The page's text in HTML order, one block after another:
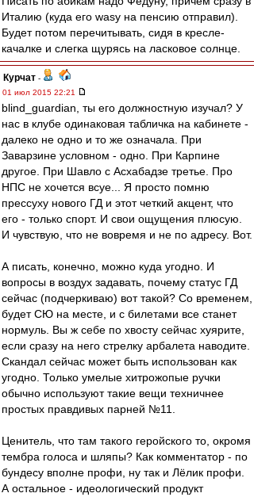
Италию (куда его wasy на пенсию отправил).
Будет потом перечитывать, сидя в кресле-
качалке и слегка щурясь на ласковое солнце.
Курчат -
01 июл 2015 22:21
blind_guardian, ты его должностную изучал? У
нас в клубе одинаковая табличка на кабинете -
далеко не одно и то же означала. При
Заварзине условном - одно. При Карпине
другое. При Шавло с Асхабадзе третье. Про
НПС не хочется всуе... Я просто помню
прессуху нового ГД и этот четкий акцент, что
его - только спорт. И свои ощущения плюсую.
И чувствую, что не вовремя и не по адресу. Вот.
А писать, конечно, можно куда угодно. И
вопросы в воздух задавать, почему статус ГД
сейчас (подчеркиваю) вот такой? Со временем,
будет СЮ на месте, и с билетами все станет
нормуль. Вы ж себе по хвосту сейчас хуярите,
если сразу на него стрелку арбалета наводите.
Скандал сейчас может быть использован как
угодно. Только умелые хитрожопые ручки
обычно используют такие вещи техничнее
простых правдивых парней №11.
Ценитель, что там такого геройского то, окромя
тембра голоса и шляпы? Как комментатор - по
бундесу вполне профи, ну так и Лёлик профи.
А остальное - идеологический продукт